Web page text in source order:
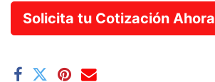
Solicita tu Cotización Ahora